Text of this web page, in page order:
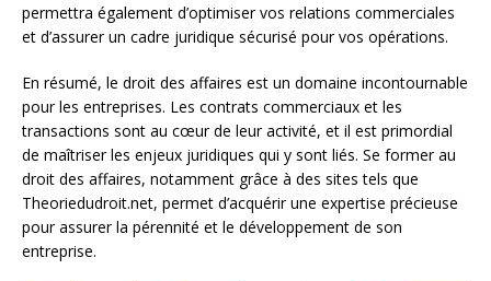
permettra également d’optimiser vos relations commerciales
et d’assurer un cadre juridique sécurisé pour vos opérations.
En résumé, le droit des affaires est un domaine incontournable
pour les entreprises. Les contrats commerciaux et les
transactions sont au cœur de leur activité, et il est primordial
de maîtriser les enjeux juridiques qui y sont liés. Se former au
droit des affaires, notamment grâce à des sites tels que
Theoriedudroit.net, permet d’acquérir une expertise précieuse
pour assurer la pérennité et le développement de son
entreprise.